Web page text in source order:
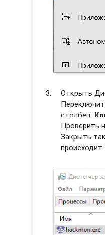
Открыть
столбец:
Проверить
Закрыть
происходит